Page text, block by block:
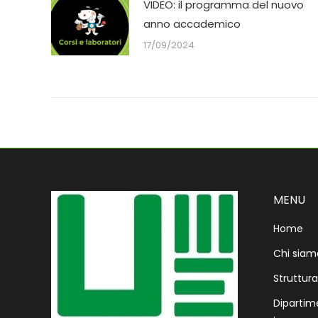
VIDEO: il programma del nuovo
anno accademico
17/09/2024
MENU
Home
Chi